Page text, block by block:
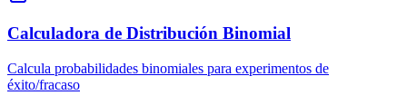
Calculadora de Distribución Binomial
Calcula probabilidades binomiales para experimentos de
éxito/fracaso